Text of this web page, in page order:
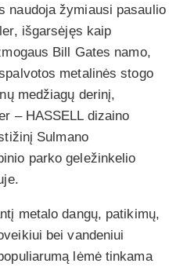
naudoja žymiausi pasaulio
išgarsėjęs kaip
Bill Gates namo,
metalinės stogo
medžiagų derinį,
– HASSELL dizaino
Sulmano
parko geležinkelio
metalo dangų, patikimų,
bei vandeniui
lėmė tinkama